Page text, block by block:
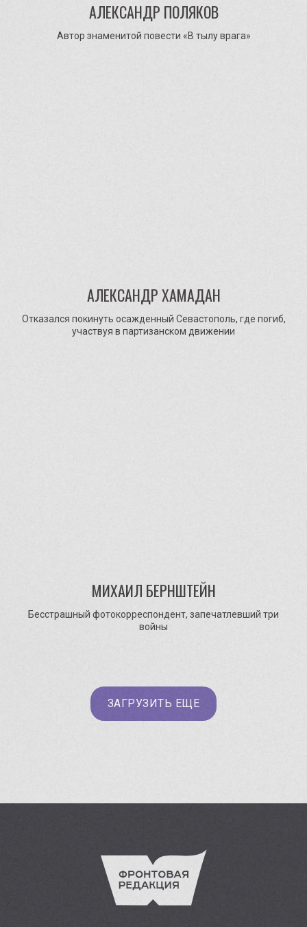
АЛЕКСАНДР ПОЛЯКОВ
Автор знаменитой повести «В тылу врага»
АЛЕКСАНДР ХАМАДАН
Отказался покинуть осажденный Севастополь, где погиб,
участвуя в партизанском движении
МИХАИЛ БЕРНШТЕЙН
Бесстрашный фотокорреспондент, запечатлевший три
войны
ЗАГРУЗИТЬ ЕЩЕ
отечественной войны»